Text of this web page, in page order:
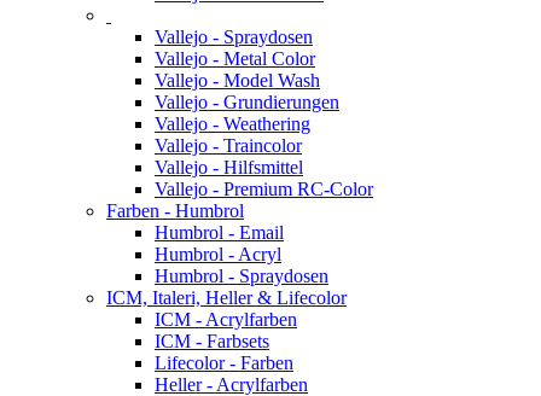
Vallejo - Spraydosen
Vallejo - Metal Color
Vallejo - Model Wash
Vallejo - Grundierungen
Vallejo - Weathering
Vallejo - Traincolor
Vallejo - Hilfsmittel
Vallejo - Premium RC-Color
Farben - Humbrol
Humbrol - Email
Humbrol - Acryl
Humbrol - Spraydosen
ICM, Italeri, Heller & Lifecolor
ICM - Acrylfarben
ICM - Farbsets
Lifecolor - Farben
Heller - Acrylfarben